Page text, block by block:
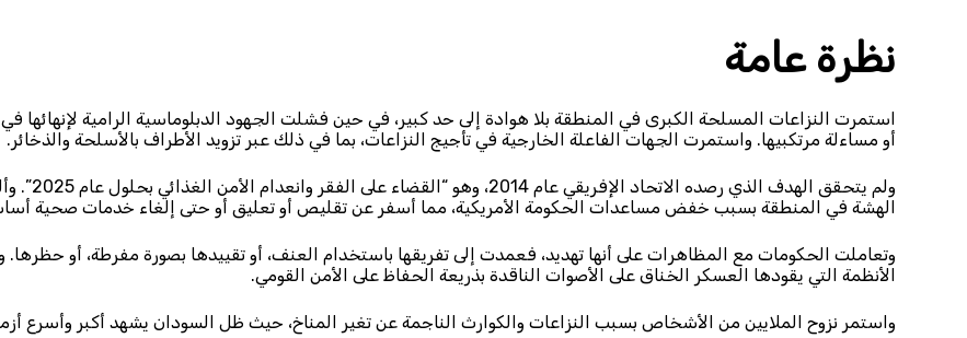
نظرة عامة
استمرت النزاعات المسلحة الكبرى في المنطقة بلا هوادة إلى حد كبير، في حين فشلت الجهود الدبلوماسية الرامية لإنهائها في
أو مساءلة مرتكبيها. واستمرت الجهات الفاعلة الخارجية في تأجيج النزاعات، بما في ذلك عبر تزويد الأطراف بالأسلحة والذخائر.
ولم يتحقق
الهشة في المنطقة بسبب خفض مساعدات الحكومة الأمريكية، مما أسفر عن تقليص أو تعليق أو حتى إلغاء خدمات صحية
وتعاملت الحكومات مع المظاهرات على أنها تهديد، فعمدت إلى تفريقها باستخدام العنف، أو تقييدها بصورة مفرطة، أو
الأنظمة التي يقودها العسكر الخناق على الأصوات الناقدة بذريعة الحفاظ على الأمن القومي.
واستمر نزوح الملايين من الأشخاص بسبب النزاعات والكوارث الناجمة عن تغير المناخ، حيث ظل السودان يشهد أكبر وأسرع